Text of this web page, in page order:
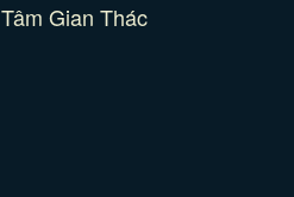
Tâm Gian Thác